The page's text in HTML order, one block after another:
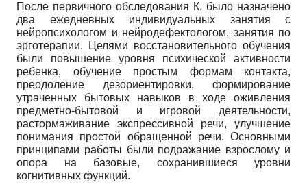
После первичного обследования К. было назначено
два ежедневных индивидуальных занятия с
нейропсихологом и нейродефектологом, занятия по
эрготерапии. Целями восстановительного обучения
были повышение уровня психической активности
ребенка, обучение простым формам контакта,
преодоление дезориентировки, формирование
утраченных бытовых навыков в ходе оживления
предметно-бытовой и игровой деятельности,
растормаживание экспрессивной речи, улучшение
понимания простой обращенной речи. Основными
принципами работы были подражание взрослому и
опора на базовые, сохранившиеся уровни
когнитивных функций.